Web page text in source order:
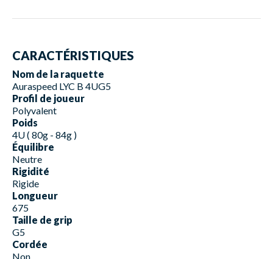
CARACTÉRISTIQUES
Nom de la raquette
Auraspeed LYC B 4UG5
Profil de joueur
Polyvalent
Poids
4U ( 80g - 84g )
Équilibre
Neutre
Rigidité
Rigide
Longueur
675
Taille de grip
G5
Cordée
Non